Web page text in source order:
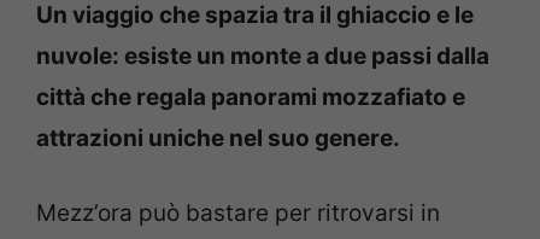
Un viaggio che spazia tra il ghiaccio e le
nuvole: esiste un monte a due passi dalla
città che regala panorami mozzafiato e
attrazioni uniche nel suo genere.
Mezz’ora può bastare per ritrovarsi in